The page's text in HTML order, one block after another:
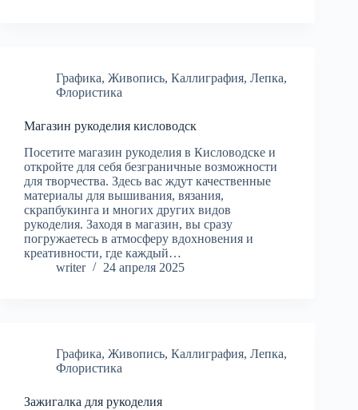
Графика, Живопись, Каллиграфия, Лепка,
Флористика
Магазин рукоделия кисловодск
Посетите магазин рукоделия в Кисловодске и
откройте для себя безграничные возможности
для творчества. Здесь вас ждут качественные
материалы для вышивания, вязания,
скрапбукинга и многих других видов
рукоделия. Заходя в магазин, вы сразу
погружаетесь в атмосферу вдохновения и
креативности, где каждый…
writer
24 апреля 2025
Графика, Живопись, Каллиграфия, Лепка,
Флористика
Зажигалка для рукоделия